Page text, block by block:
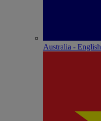
Australia - English